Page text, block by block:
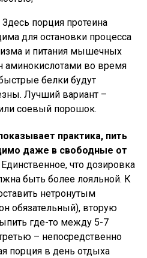
Здесь порция протеина
для остановки процесса
и питания мышечных
аминокислотами во время
белки будут
Лучший вариант –
соевый порошок.
практика, пить
даже в свободные от
Единственное, что дозировка
быть более лояльной. К
нетронутым
обязательный), вторую
где-то между 5-7
– непосредственно
порция в день отдыха